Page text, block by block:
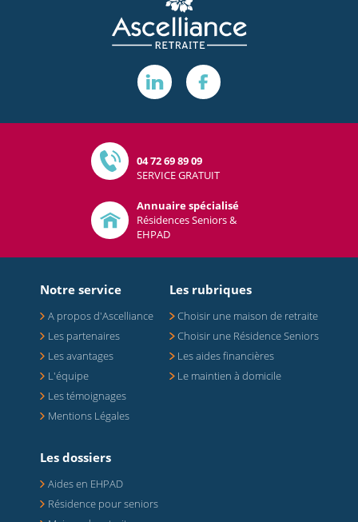
Notre service
A propos d'Ascelliance
Les partenaires
Les avantages
L'équipe
Les témoignages
Mentions Légales
Les rubriques
Choisir une maison de retraite
Choisir une Résidence Seniors
Les aides financières
Le maintien à domicile
Les dossiers
Aides en EHPAD
Résidence pour seniors
04 72 69 89 09
SERVICE GRATUIT
Annuaire spécialisé
Résidences Seniors &
EHPAD